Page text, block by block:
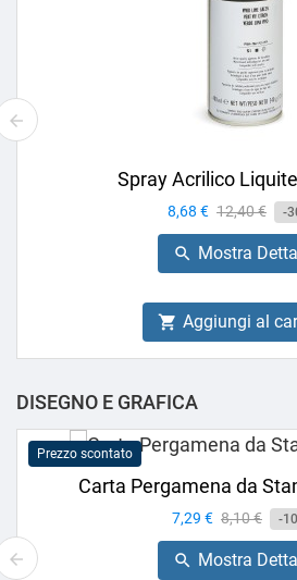
Spray Acrilico
Prezzo
8,68 € Prezzo
base
12,40 € -
 Mostra
 Aggiungi al
DISEGNO E GRAFICA
Prezzo scontato
Carta Pergamena da
Prezzo
7,29 € Prezzo
base
8,10 € -
 Mostra